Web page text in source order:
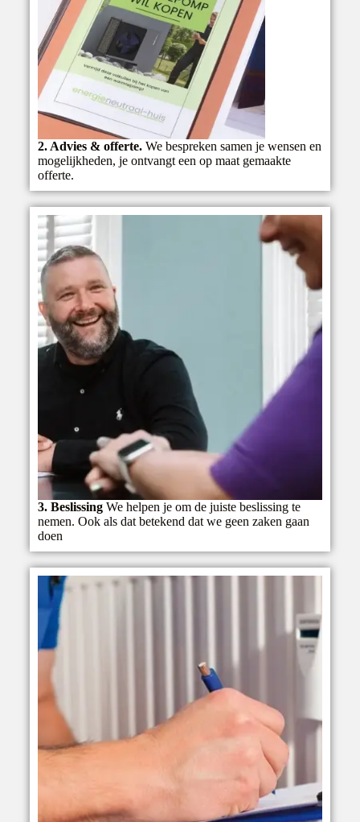
2. Advies & offerte.We bespreken samen je wensen en
mogelijkheden, je ontvangt een op maat gemaakte
offerte.
3. BeslissingWe helpen je om de juiste beslissing te
nemen. Ook als dat betekend dat we geen zaken gaan
doen